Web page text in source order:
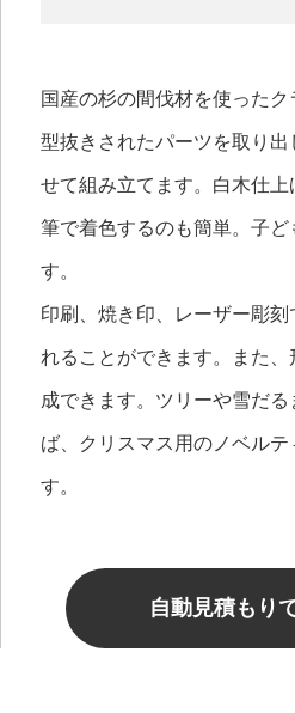
国産の杉の間伐材を使ったク
型抜きされたパーツを取り
せて組み立てます。白木仕
筆で着色するのも簡単。子
す。
印刷、焼き印、レーザー彫
れることができます。また
成できます。ツリーや雪だ
ば、クリスマス用のノベルテ
す。
自動見積もり